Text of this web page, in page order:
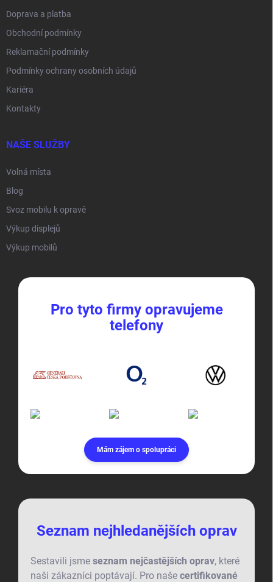
Doprava a platba
Obchodní podmínky
Reklamační podmínky
Podmínky ochrany osobních údajů
Kariéra
Kontakty
NAŠE SLUŽBY
Volná místa
Blog
Svoz mobilu k opravě
Výkup displejů
Výkup mobilů
Pro tyto firmy opravujeme
telefony
Mám zájem o spolupráci
Seznam nejhledanějších oprav
Sestavili jsme seznam nejčastějších oprav, které
naši zákazníci poptávají. Pro naše certifikované